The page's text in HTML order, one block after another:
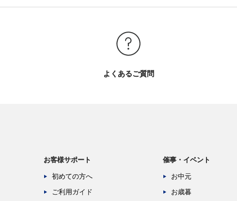
よくあるご質問
お客様サポート
初めての方へ
ご利用ガイド
催事・イベント
お中元
お歳暮